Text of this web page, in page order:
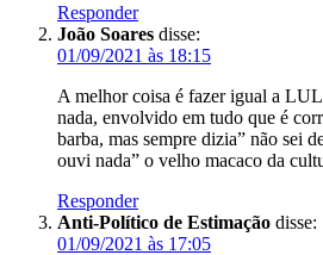
Responder
João Soares disse:
01/09/2021 às 18:15
A melhor coisa é fazer igual a
nada, envolvido em tudo que é
barba, mas sempre dizia” não sei
ouvi nada” o velho macaco da
Responder
Anti-Político de Estimação disse:
01/09/2021 às 17:05